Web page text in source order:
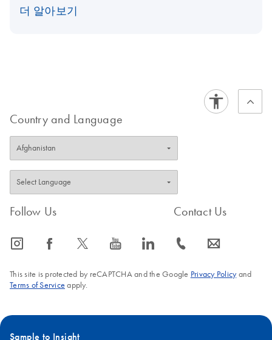
더 알아보기
Country and Language
Follow Us
icon_0065_instagram-s icon_0064_facebook-s icon_0340_cc_gen_x-s icon_0077_youtube-s icon_0066_linkedin-s
Contact Us
icon_0072_phone-s icon_0063_envelope-s
This site is protected by reCAPTCHA and the Google Privacy Policyand
Terms of Service apply.
Sample to Insight